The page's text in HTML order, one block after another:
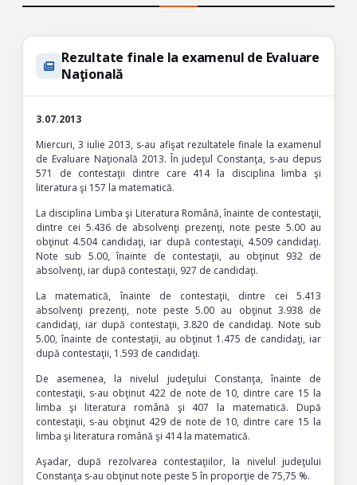
Rezultate finale la examenul de Evaluare
Naţională
3.07.2013
Miercuri, 3 iulie 2013, s-au afişat rezultatele finale la examenul
de Evaluare Naţională 2013. În judeţul Constanţa, s-au depus
571 de contestaţii dintre care 414 la disciplina limba şi
literatura şi 157 la matematică.
La disciplina Limba şi Literatura Română, înainte de contestaţii,
dintre cei 5.436 de absolvenţi prezenţi, note peste 5.00 au
obţinut 4.504 candidaţi, iar după contestaţii, 4.509 candidaţi.
Note sub 5.00, înainte de contestaţii, au obţinut 932 de
absolvenţi, iar după contestaţii, 927 de candidaţi.
La matematică, înainte de contestaţii, dintre cei 5.413
absolvenţi prezenţi, note peste 5.00 au obţinut 3.938 de
candidaţi, iar după contestaţii, 3.820 de candidaţi. Note sub
5.00, înainte de contestaţii, au obţinut 1.475 de candidaţi, iar
după contestaţii, 1.593 de candidaţi.
De asemenea, la nivelul judeţului Constanţa, înainte de
contestaţii, s-au obţinut 422 de note de 10, dintre care 15 la
limba şi literatura română şi 407 la matematică. După
contestaţii, s-au obţinut 429 de note de 10, dintre care 15 la
limba şi literatura română şi 414 la matematică.
Aşadar, după rezolvarea contestaţiilor, la nivelul judeţului
Constanţa s-au obţinut note peste 5 în proporţie de 75,75 %.